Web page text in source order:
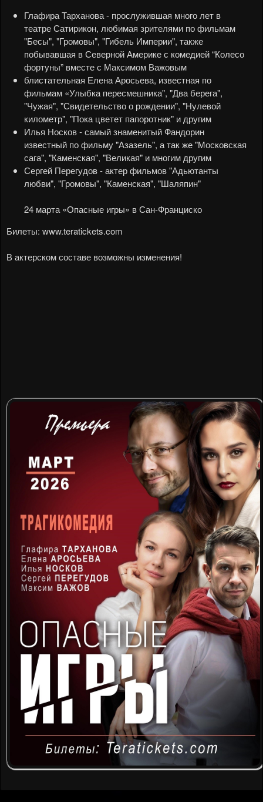
Глафира Тарханова - прослужившая много лет в
театре Сатирикон, любимая зрителями по фильмам
"Бесы", "Громовы", "Гибель Империи", также
побывавшая в Северной Америке с комедией “Колесо
фортуны” вместе с Максимом Важовым
блистательная Елена Аросьева, известная по
фильмам «Улыбка пересмешника", "Два берега",
"Чужая", "Свидетельство о рождении", "Нулевой
километр", "Пока цветет папоротник" и другим
Илья Носков - самый знаменитый Фандорин
известный по фильму "Азазель", а так же "Московская
сага", "Каменская", "Великая" и многим другим
Сергей Перегудов - актер фильмов "Адьютанты
любви", "Громовы", "Каменская", "Шаляпин"
24 марта «Опасные игры» в Сан-Франциско
Билеты: www.teratickets.com
В актерском составе возможны изменения!